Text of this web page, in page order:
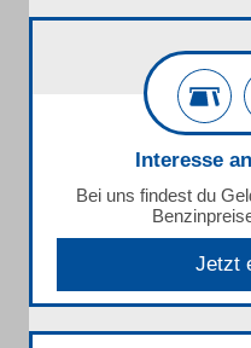
Interesse
Bei uns findest du
Jetzt